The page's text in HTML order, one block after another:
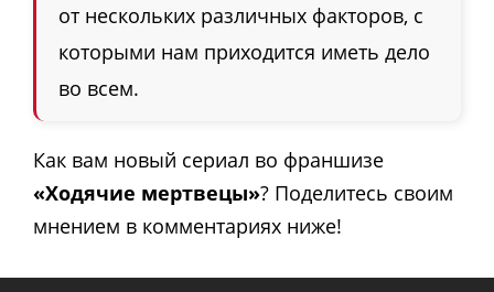
от нескольких различных факторов, с
которыми нам приходится иметь дело
во всем.
Как вам новый сериал во франшизе
«Ходячие мертвецы»? Поделитесь своим
мнением в комментариях ниже!